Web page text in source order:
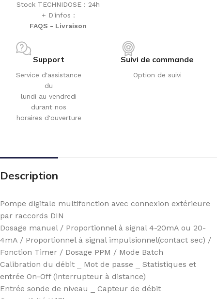
Stock TECHNIDOSE : 24h
+ D'infos :
FAQS - Livraison
Support
Service d'assistance
du
lundi au vendredi
durant nos
horaires d'ouverture
Suivi de commande
Option de suivi
Description
Pompe digitale multifonction avec connexion extérieure
par raccords DIN
Dosage manuel / Proportionnel à signal 4-20mA ou 20-
4mA / Proportionnel à signal impulsionnel(contact sec) /
Fonction Timer / Dosage PPM / Mode Batch
Calibration du débit _ Mot de passe _ Statistiques et
entrée On-Off (interrupteur à distance)
Entrée sonde de niveau _ Capteur de débit